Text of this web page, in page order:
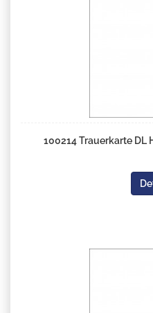
100214 Trauerkarte DL